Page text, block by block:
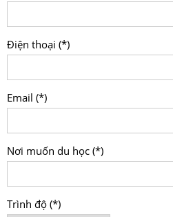
Điện thoại (*)
Email (*)
Nơi muốn du học (*)
Trình độ (*)